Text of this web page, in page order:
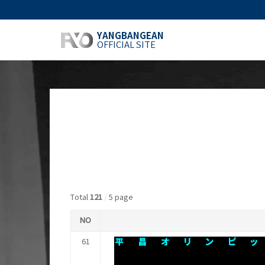
YANGBANGEAN
OFFICIAL SITE
Total 121 / 5 page
NO
61